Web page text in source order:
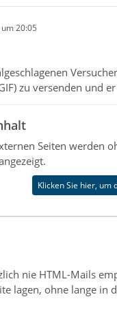
20:05
zu versenden und
Seiten werden
Klicken Sie hier, um
nie HTML-Mails
lagen, ohne lange in